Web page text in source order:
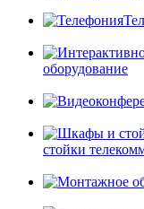
оборудование
стойки